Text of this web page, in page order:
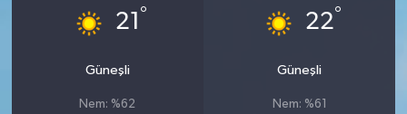
21 °
Güneşli
Nem: %62
22°
Güneşli
Nem: %61